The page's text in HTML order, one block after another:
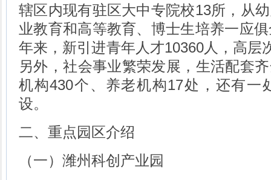
辖区内现有驻区大中专院校13所，从
业教育和高等教育、博士生培养一应
年来，新引进青年人才10360人，高层
另外，社会事业繁荣发展，生活配套
机构430个、养老机构17处，还有一
设。
二、重点园区介绍
（一）潍州科创产业园